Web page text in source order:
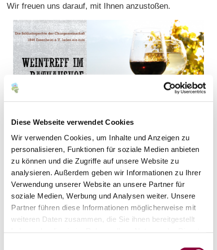
Diese Webseite verwendet Cookies
Wir verwenden Cookies, um Inhalte und Anzeigen zu
personalisieren, Funktionen für soziale Medien anbieten
zu können und die Zugriffe auf unsere Website zu
analysieren. Außerdem geben wir Informationen zu Ihrer
Verwendung unserer Website an unsere Partner für
soziale Medien, Werbung und Analysen weiter. Unsere
Partner führen diese Informationen möglicherweise mit
weiteren Daten zusammen, die Sie ihnen bereitgestellt
Wir freuen uns darauf, mit Ihnen anzustoßen.